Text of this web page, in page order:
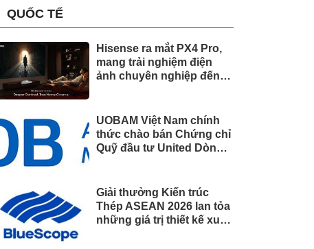
QUỐC TẾ
Hisense ra mắt PX4 Pro,
mang trải nghiệm điện
ảnh chuyên nghiệp đến
UOBAM Việt Nam chính
thức chào bán Chứng chỉ
Quỹ đầu tư United Dòng
Giải thưởng Kiến trúc
Thép ASEAN 2026 lan tỏa
những giá trị thiết kế xuất